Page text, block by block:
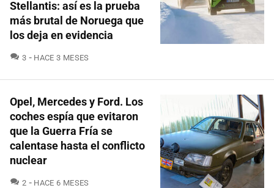
Stellantis: así es la prueba
más brutal de Noruega que
los deja en evidencia
3 COMENTARIOS
HACE 3 MESES
Opel, Mercedes y Ford. Los
coches espía que evitaron
que la Guerra Fría se
calentase hasta el conflicto
nuclear
2 COMENTARIOS
HACE 6 MESES